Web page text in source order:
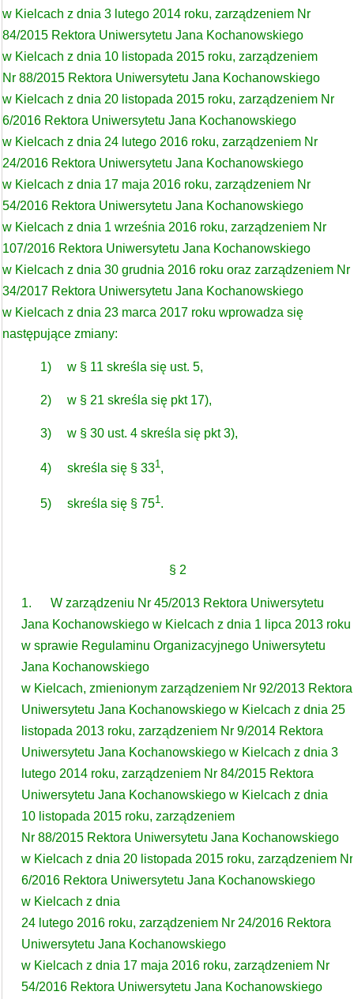
w Kielcach z dnia 3 lutego 2014 roku, zarządzeniem Nr
84/2015 Rektora Uniwersytetu Jana Kochanowskiego
w Kielcach z dnia 10 listopada 2015 roku, zarządzeniem
Nr 88/2015 Rektora Uniwersytetu Jana Kochanowskiego
w Kielcach z dnia 20 listopada 2015 roku, zarządzeniem Nr
6/2016 Rektora Uniwersytetu Jana Kochanowskiego
w Kielcach z dnia 24 lutego 2016 roku, zarządzeniem Nr
24/2016 Rektora Uniwersytetu Jana Kochanowskiego
w Kielcach z dnia 17 maja 2016 roku, zarządzeniem Nr
54/2016 Rektora Uniwersytetu Jana Kochanowskiego
w Kielcach z dnia 1 września 2016 roku, zarządzeniem Nr
107/2016 Rektora Uniwersytetu Jana Kochanowskiego
w Kielcach z dnia 30 grudnia 2016 roku oraz zarządzeniem Nr
34/2017 Rektora Uniwersytetu Jana Kochanowskiego
w Kielcach z dnia 23 marca 2017 roku wprowadza się
następujące zmiany:
1) w § 11 skreśla się ust. 5,
2) w § 21 skreśla się pkt 17),
3) w § 30 ust. 4 skreśla się pkt 3),
4) skreśla się § 331,
5) skreśla się § 751 .
§ 2
1. W zarządzeniu Nr 45/2013 Rektora Uniwersytetu
Jana Kochanowskiego w Kielcach z dnia 1 lipca 2013 roku
w sprawie Regulaminu Organizacyjnego Uniwersytetu
Jana Kochanowskiego
w Kielcach, zmienionym zarządzeniem Nr 92/2013 Rektora
Uniwersytetu Jana Kochanowskiego w Kielcach z dnia 25
listopada 2013 roku, zarządzeniem Nr 9/2014 Rektora
Uniwersytetu Jana Kochanowskiego w Kielcach z dnia 3
lutego 2014 roku, zarządzeniem Nr 84/2015 Rektora
Uniwersytetu Jana Kochanowskiego w Kielcach z dnia
10 listopada 2015 roku, zarządzeniem
Nr 88/2015 Rektora Uniwersytetu Jana Kochanowskiego
w Kielcach z dnia 20 listopada 2015 roku, zarządzeniem Nr
6/2016 Rektora Uniwersytetu Jana Kochanowskiego
w Kielcach z dnia
24 lutego 2016 roku, zarządzeniem Nr 24/2016 Rektora
Uniwersytetu Jana Kochanowskiego
w Kielcach z dnia 17 maja 2016 roku, zarządzeniem Nr
54/2016 Rektora Uniwersytetu Jana Kochanowskiego